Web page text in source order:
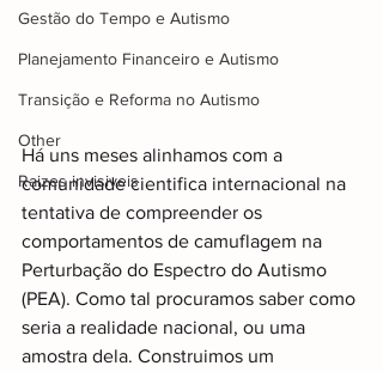
Gestão do Tempo e Autismo
Planejamento Financeiro e Autismo
Transição e Reforma no Autismo
Other
Raizes invisiveis
Há uns meses alinhamos com a
comunidade cientifica internacional na
tentativa de compreender os
comportamentos de camuflagem na
Perturbação do Espectro do Autismo
(PEA). Como tal procuramos saber como
seria a realidade nacional, ou uma
amostra dela. Construimos um